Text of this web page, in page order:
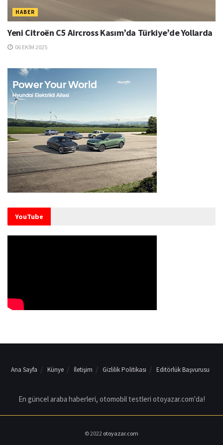
HABER
Yeni Citroën C5 Aircross Kasım’da Türkiye’de Yollarda
06 EKIM 2025
YouTube
Ana Sayfa Künye İletişim Gizlilik Politikası Editörlük Başvurusu
En güncel araba haberleri, otomobil testleri otoyazar.com'da!
© 2022 otoyazar.com